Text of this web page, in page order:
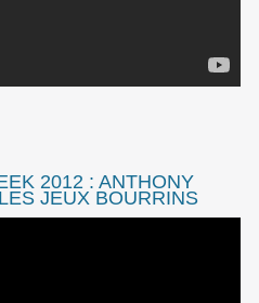
2012 : ANTHONY
JEUX BOURRINS